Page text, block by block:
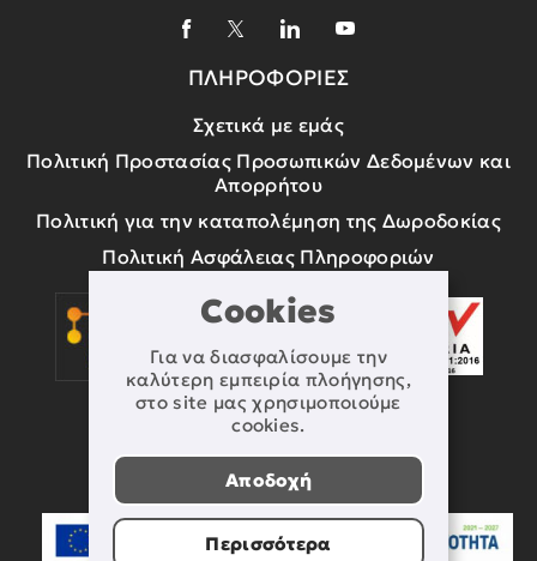
Cookies
Για να διασφαλίσουμε την
καλύτερη εμπειρία πλοήγησης,
στο site μας χρησιμοποιούμε
cookies.
Αποδοχή
Περισσότερα
ΠΛΗΡΟΦΟΡΙΕΣ
Σχετικά με εμάς
Πολιτική Προστασίας Προσωπικών Δεδομένων και
Απορρήτου
Πολιτική για την καταπολέμηση της Δωροδοκίας
Πολιτική Ασφάλειας Πληροφοριών